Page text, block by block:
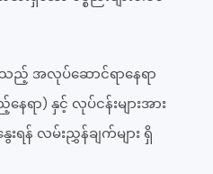
အလုပ်ဆောင်ရာနေရာ
ရာ) နှင့် လုပ်ငန်းများအား
ရန် လမ်းညွှန်ချက်များ ရှိ